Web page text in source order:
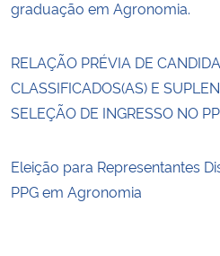
graduação em Agronomia.
RELAÇÃO PRÉVIA DE
CLASSIFICADOS(AS) E
SELEÇÃO DE INGRESSO NO
Eleição para Representantes
PPG em Agronomia